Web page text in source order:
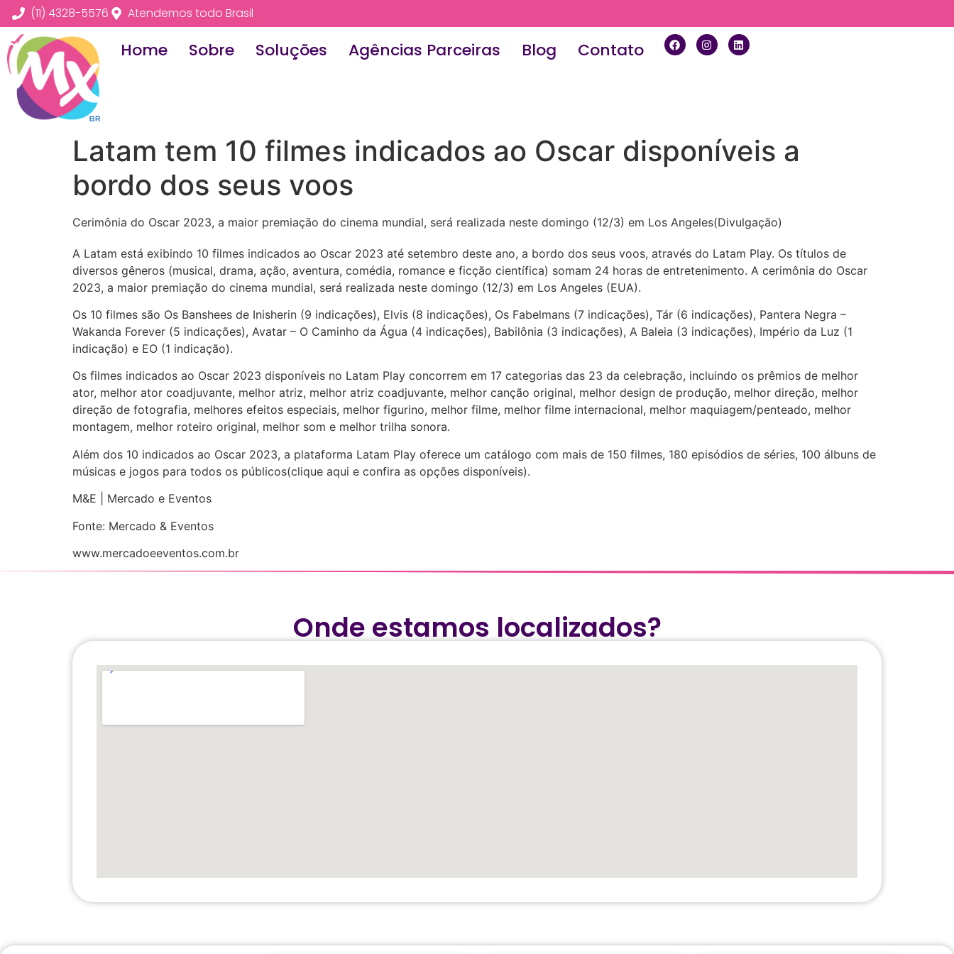
(11) 4328-5576 Atendemos todo Brasil
Home Sobre Soluções Agências Parceiras Blog Contato
Latam tem 10 filmes indicados ao Oscar disponíveis a
bordo dos seus voos
Cerimônia do Oscar 2023, a maior premiação do cinema mundial, será realizada neste domingo (12/3) em Los Angeles(Divulgação)
A Latam está exibindo 10 filmes indicados ao Oscar 2023 até setembro deste ano, a bordo dos seus voos, através do Latam Play. Os títulos de
diversos gêneros (musical, drama, ação, aventura, comédia, romance e ficção científica) somam 24 horas de entretenimento. A cerimônia do Oscar
2023, a maior premiação do cinema mundial, será realizada neste domingo (12/3) em Los Angeles (EUA).
Os 10 filmes são Os Banshees de Inisherin (9 indicações), Elvis (8 indicações), Os Fabelmans (7 indicações), Tár (6 indicações), Pantera Negra –
Wakanda Forever (5 indicações), Avatar – O Caminho da Água (4 indicações), Babilônia (3 indicações), A Baleia (3 indicações), Império da Luz (1
indicação) e EO (1 indicação).
Os filmes indicados ao Oscar 2023 disponíveis no Latam Play concorrem em 17 categorias das 23 da celebração, incluindo os prêmios de melhor
ator, melhor ator coadjuvante, melhor atriz, melhor atriz coadjuvante, melhor canção original, melhor design de produção, melhor direção, melhor
direção de fotografia, melhores efeitos especiais, melhor figurino, melhor filme, melhor filme internacional, melhor maquiagem/penteado, melhor
montagem, melhor roteiro original, melhor som e melhor trilha sonora.
Além dos 10 indicados ao Oscar 2023, a plataforma Latam Play oferece um catálogo com mais de 150 filmes, 180 episódios de séries, 100 álbuns de
músicas e jogos para todos os públicos(clique aqui e confira as opções disponíveis).
M&E | Mercado e Eventos
Fonte: Mercado & Eventos
www.mercadoeeventos.com.br
Onde estamos localizados?